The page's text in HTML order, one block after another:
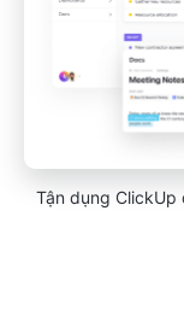
Tận dụng